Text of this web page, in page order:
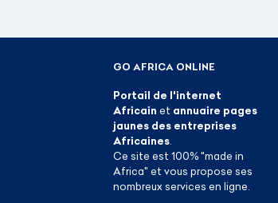
GO AFRICA ONLINE
Portail de l'internet
Africain et annuaire pages
jaunes des entreprises
Africaines
Ce site est 100% "made in
Africa" et vous propose ses
nombreux services en ligne.